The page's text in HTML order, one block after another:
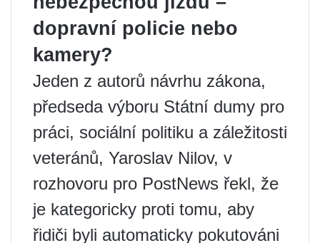
dopravní policie nebo
kamery?
Jeden z autorů návrhu zákona,
předseda výboru Státní dumy pro
práci, sociální politiku a záležitosti
veteránů, Yaroslav Nilov, v
rozhovoru pro PostNews řekl, že
je kategoricky proti tomu, aby
řidiči byli automaticky pokutováni